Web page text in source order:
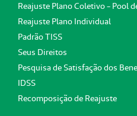
Reajuste Plano Coletivo - Pool
Reajuste Plano Individual
Padrão TISS
Seus Direitos
Pesquisa de Satisfação dos
IDSS
Recomposição de Reajuste